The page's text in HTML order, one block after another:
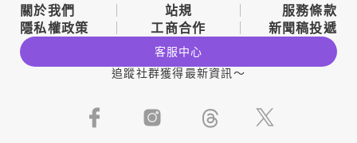
關於我們 站規
服務條款
隱私權政策
工商合作 新聞稿投遞
客服中心
追蹤社群獲得最新資訊～